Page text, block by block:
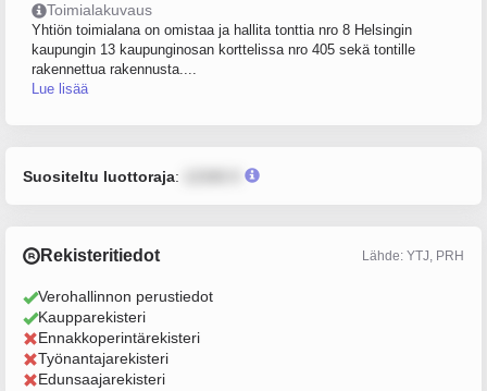
Toimialakuvaus
Yhtiön toimialana on omistaa ja hallita tonttia nro 8 Helsingin
kaupungin 13 kaupunginosan korttelissa nro 405 sekä tontille
rakennettua rakennusta....
Lue lisää
Suositeltu luottoraja:
Rekisteritiedot Lähde: YTJ, PRH
Verohallinnon perustiedot
Kaupparekisteri
Ennakkoperintärekisteri
Työnantajarekisteri
Edunsaajarekisteri